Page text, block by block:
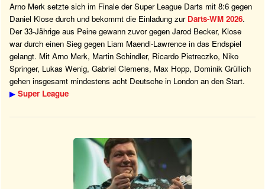
Arno Merk setzte sich im Finale der Super League Darts mit 8:6 gegen
Daniel Klose durch und bekommt die Einladung zur Darts-WM 2026.
Der 33-Jährige aus Peine gewann zuvor gegen Jarod Becker, Klose
war durch einen Sieg gegen Liam Maendl-Lawrence in das Endspiel
gelangt. Mit Arno Merk, Martin Schindler, Ricardo Pietreczko, Niko
Springer, Lukas Wenig, Gabriel Clemens, Max Hopp, Dominik Grüllich
gehen insgesamt mindestens acht Deutsche in London an den Start.
▶ Super League